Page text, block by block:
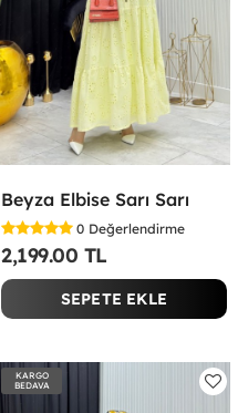
Beyza Elbise Sarı Sarı
0 Değerlendirme
2,199.00 TL
SEPETE EKLE
KARGO
BEDAVA